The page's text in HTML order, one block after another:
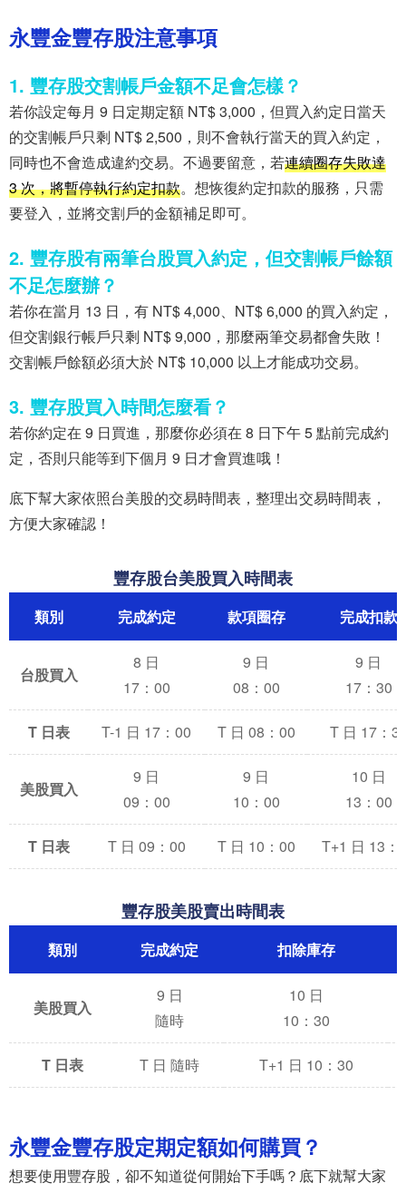
永豐金豐存股注意事項
1. 豐存股交割帳戶金額不足會怎樣？
若你設定每月 9 日定期定額 NT$ 3,000，但買入約定日當天
的交割帳戶只剩 NT$ 2,500，則不會執行當天的買入約定，
同時也不會造成違約交易。不過要留意，若連續圈存失敗達
3 次，將暫停執行約定扣款。想恢復約定扣款的服務，只需
要登入，並將交割戶的金額補足即可。
2. 豐存股有兩筆台股買入約定，但交割帳戶餘額
不足怎麼辦？
若你在當月 13 日，有 NT$ 4,000、NT$ 6,000 的買入約定，
但交割銀行帳戶只剩 NT$ 9,000，那麼兩筆交易都會失敗！
交割帳戶餘額必須大於 NT$ 10,000 以上才能成功交易。
3. 豐存股買入時間怎麼看？
若你約定在 9 日買進，那麼你必須在 8 日下午 5 點前完成約
定，否則只能等到下個月 9 日才會買進哦！
底下幫大家依照台美股的交易時間表，整理出交易時間表，
方便大家確認！
豐存股台美股買入時間表
類別 完成約定 款項圈存 完成扣款
台股買入
8 日
17：00
9 日
08：00
9 日
17：30
T 日表 T-1 日 17：00 T 日 08：00 T 日 17：
美股買入
9 日
09：00
9 日
10：00
10 日
13：00
T 日表 T 日 09：00 T 日 10：00 T+1 日 13：
豐存股美股賣出時間表
類別 完成約定 扣除庫存
美股買入
9 日
隨時
10 日
10：30
T 日表 T 日 隨時 T+1 日 10：30
永豐金豐存股定期定額如何購買？
想要使用豐存股，卻不知道從何開始下手嗎？底下就幫大家